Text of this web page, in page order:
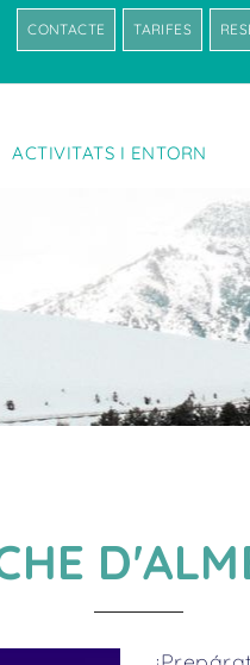
CONTACTE TARIFES
ACTIVITATS I ENTORN